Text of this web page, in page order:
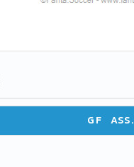
GF ASS.